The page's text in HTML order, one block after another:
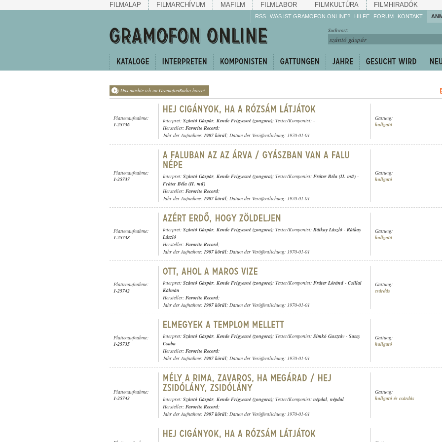
FILMALAP FILMARCHÍVUM MAFILM FILMLABOR FILMKULTÚRA FILMHIRADÓK
RSS WAS IST GRAMOFON ONLINE? HILFE
Machen Sie mit!
Reden Sie mit!
weiter!
FORUM KONTAKT
Suchwort:
Das möchte ich im GramofonRadio hören!
Plattenaufnahme:
1-25736
Interpret: Szántó Gáspár, Kende Frigyesné (zongora); Texter/Komponist: -
Hersteller: Favorite Record;
Jahr der Aufnahme: 1907 körül; Datum der Veröffentlichung: 1970-01-01
Gattung:
hallgató
Plattenaufnahme:
1-25737
Interpret: Szántó Gáspár, Kende Frigyesné (zongora); Texter/Komponist: Fráter Béla (II. mű) -
Fráter Béla (II. mű)
Hersteller: Favorite Record;
Jahr der Aufnahme: 1907 körül; Datum der Veröffentlichung: 1970-01-01
Gattung:
hallgató
Plattenaufnahme:
1-25738
Interpret: Szántó Gáspár, Kende Frigyesné (zongora); Texter/Komponist: Rátkay László - Rátkay
László
Hersteller: Favorite Record;
Jahr der Aufnahme: 1907 körül; Datum der Veröffentlichung: 1970-01-01
Gattung:
hallgató
Plattenaufnahme:
1-25742
Interpret: Szántó Gáspár, Kende Frigyesné (zongora); Texter/Komponist: Fráter Lóránd - Csillai
Kálmán
Hersteller: Favorite Record;
Jahr der Aufnahme: 1907 körül; Datum der Veröffentlichung: 1970-01-01
Gattung:
csárdás
Plattenaufnahme:
1-25735
Interpret: Szántó Gáspár, Kende Frigyesné (zongora); Texter/Komponist: Simkó Gusztáv - Sassy
Csaba
Hersteller: Favorite Record;
Jahr der Aufnahme: 1907 körül; Datum der Veröffentlichung: 1970-01-01
Gattung:
hallgató
Plattenaufnahme:
1-25743
Interpret: Szántó Gáspár, Kende Frigyesné (zongora); Texter/Komponist: népdal, népdal
Hersteller: Favorite Record;
Jahr der Aufnahme: 1907 körül; Datum der Veröffentlichung: 1970-01-01
Gattung:
hallgató és csárdás